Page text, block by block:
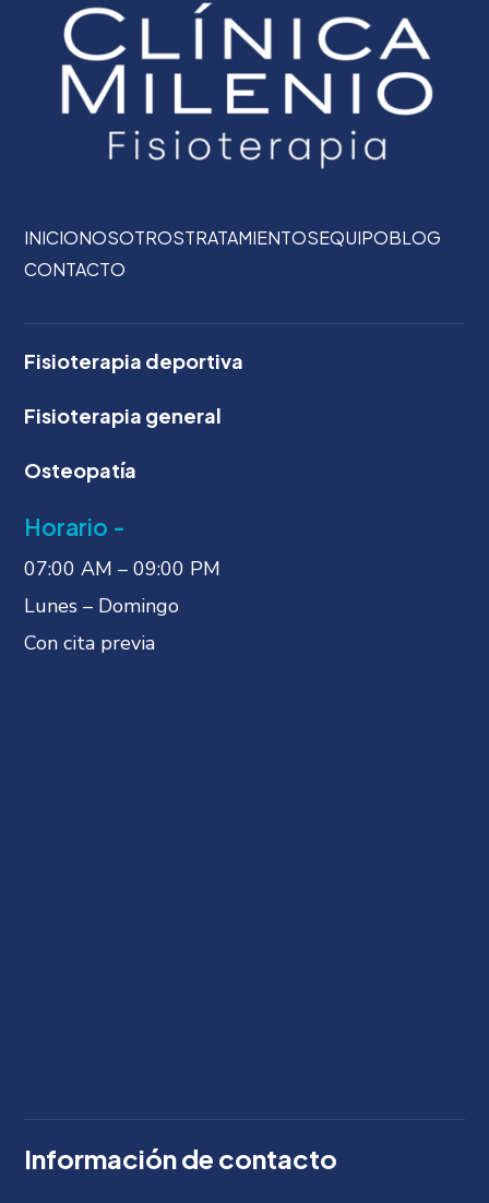
INICIONOSOTROSTRATAMIENTOSEQUIPOBLOG
CONTACTO
Fisioterapia deportiva
Fisioterapia general
Osteopatía
Horario -
07:00 AM – 09:00 PM
Lunes – Domingo
Con cita previa
Información de contacto